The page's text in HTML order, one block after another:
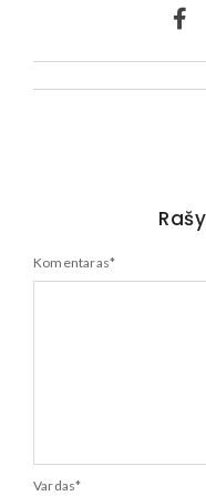
Komentaras*
Vardas*